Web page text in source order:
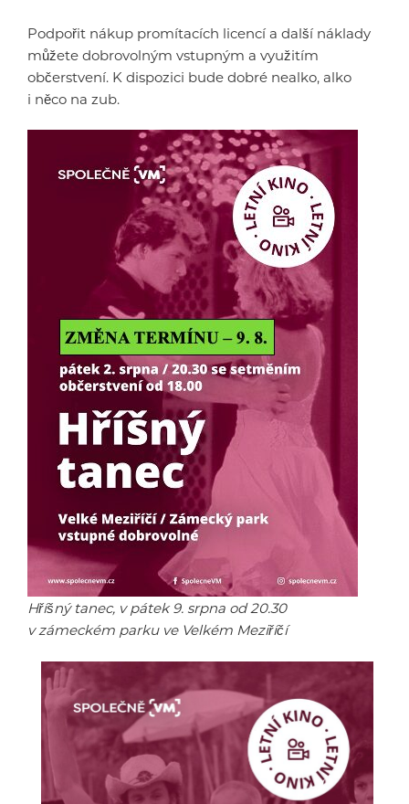
Podpořit nákup promítacích licencí a další náklady
můžete dobrovolným vstupným a využitím
občerstvení. K dispozici bude dobré nealko, alko
i něco na zub.
Hříšný tanec, v pátek 9. srpna od 20.30
v zámeckém parku ve Velkém Meziříčí